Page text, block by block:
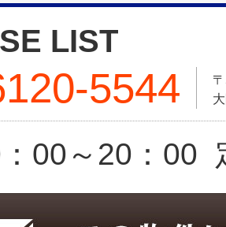
LIST
5544
00～20：00